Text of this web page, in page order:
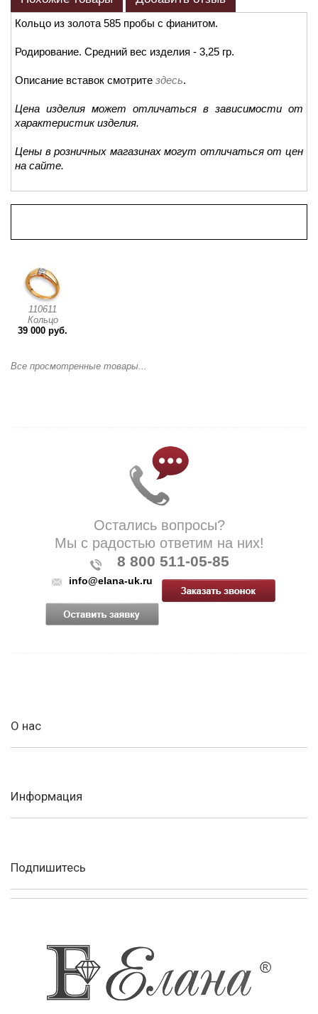
Кольцо из золота 585 пробы с фианитом.
Родирование. Средний вес изделия - 3,25 гр.
Описание вставок смотрите здесь.
Цена изделия может отличаться в зависимости от
характеристик изделия.
Цены в розничных магазинах могут отличаться от цен
на сайте.
110611
Кольцо
39 000 руб.
Все просмотренные товары...
Остались вопросы?
Мы с радостью ответим на них!
8 800 511-05-85
info@elana-uk.ru
О нас
Информация
Подпишитесь